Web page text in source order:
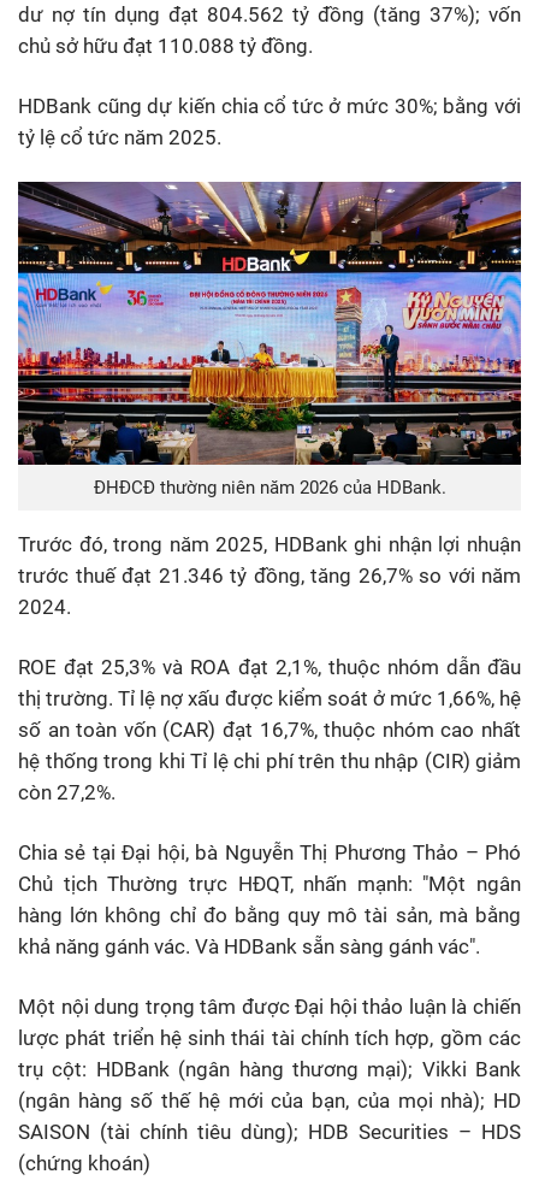
dư nợ tín dụng đạt 804.562 tỷ đồng (tăng 37%); vốn
chủ sở hữu đạt 110.088 tỷ đồng.
HDBank cũng dự kiến chia cổ tức ở mức 30%; bằng với
tỷ lệ cổ tức năm 2025.
ĐHĐCĐ thường niên năm 2026 của HDBank.
Trước đó, trong năm 2025, HDBank ghi nhận lợi nhuận
trước thuế đạt 21.346 tỷ đồng, tăng 26,7% so với năm
2024.
ROE đạt 25,3% và ROA đạt 2,1%, thuộc nhóm dẫn đầu
thị trường. Tỉ lệ nợ xấu được kiểm soát ở mức 1,66%, hệ
số an toàn vốn (CAR) đạt 16,7%, thuộc nhóm cao nhất
hệ thống trong khi Tỉ lệ chi phí trên thu nhập (CIR) giảm
còn 27,2%.
Chia sẻ tại Đại hội, bà Nguyễn Thị Phương Thảo – Phó
Chủ tịch Thường trực HĐQT, nhấn mạnh: "Một ngân
hàng lớn không chỉ đo bằng quy mô tài sản, mà bằng
khả năng gánh vác. Và HDBank sẵn sàng gánh vác".
Một nội dung trọng tâm được Đại hội thảo luận là chiến
lược phát triển hệ sinh thái tài chính tích hợp, gồm các
trụ cột: HDBank (ngân hàng thương mại); Vikki Bank
(ngân hàng số thế hệ mới của bạn, của mọi nhà); HD
SAISON (tài chính tiêu dùng); HDB Securities – HDS
(chứng khoán)